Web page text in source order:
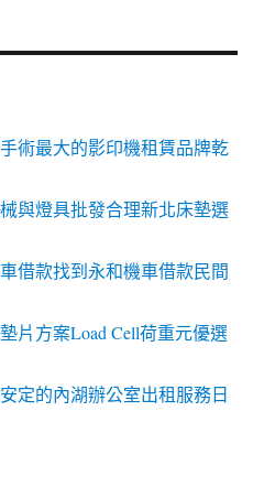
術最大的影印機租賃品牌乾
與燈具批發合理新北床墊選
借款找到永和機車借款民間
片方案Load Cell荷重元優選
定的內湖辦公室出租服務日